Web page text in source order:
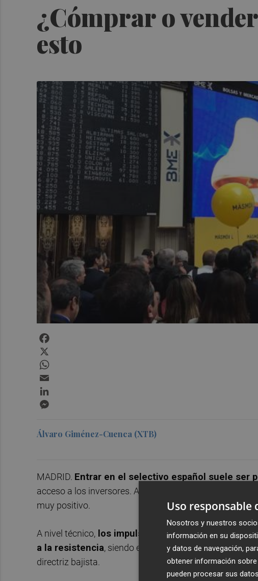
¿Cómprar o
esto
Álvaro Giménez-Cuenca (XTB)
MADRID. Entrar en el selectivo español suele ser
acceso a los inversores. Así ha sido en el caso de
muy positivo.
A nivel técnico, los impulsos alcistas vividos por el
a la resistencia, siendo esta uno de los puntos que
directriz bajista.
Uso responsable
Nosotros y nuestros
información en su
y datos de navegación,
obtener información
pueden procesar sus